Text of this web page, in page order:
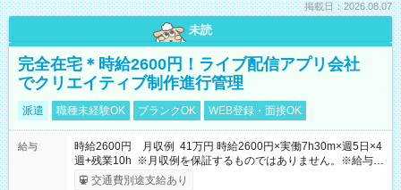
掲載日：2026.08.07
未読
完全在宅＊時給2600円！ライブ配信アプリ会社
でクリエイティブ制作進行管理
派遣 職種未経験OK ブランクOK WEB登録・面接OK
給与
時給2600円 月収例 41万円 時給2600円×実働7h30m×週5日×4
週+残業10h ※月収例を保証するものではありません。※給与即
受取りサービス利用可（利用条件有）
交通費別途支給あり